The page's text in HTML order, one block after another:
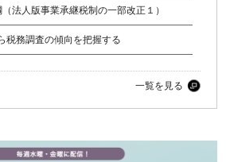
法人版事業承継税制の一部改正１）
税務調査の傾向を把握する
一覧を見る